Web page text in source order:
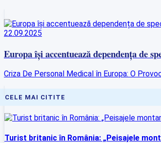
22.09.2025
Europa își accentuează dependența de
Criza De Personal Medical în Europa: O
CELE MAI CITITE
Turist britanic în România: „Peisajele